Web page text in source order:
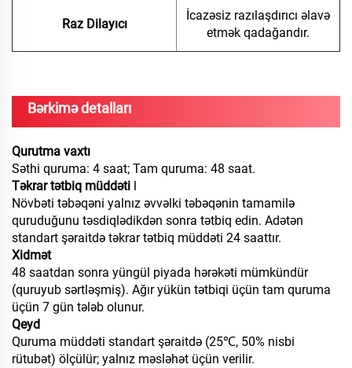
Raz Dilayıcı
İcazəsiz razılaşdırıcı əlavə
etmək qadağandır.
Bərkimə detalları
Qurutma vaxtı
Səthi quruma: 4 saat; Tam quruma: 48 saat.
Təkrar tətbiq müddəti
Növbəti təbəqəni yalnız əvvəlki təbəqənin tamamilə
quruduğunu təsdiqlədikdən sonra tətbiq edin. Adətən
standart şəraitdə təkrar tətbiq müddəti 24 saattır.
Xidmət
48 saatdan sonra yüngül piyada hərəkəti mümkündür
(quruyub sərtləşmiş). Ağır yükün tətbiqi üçün tam quruma
üçün 7 gün tələb olunur.
Qeyd
Quruma müddəti standart şəraitdə (25℃, 50% nisbi
rütubət) ölçülür; yalnız məsləhət üçün verilir.